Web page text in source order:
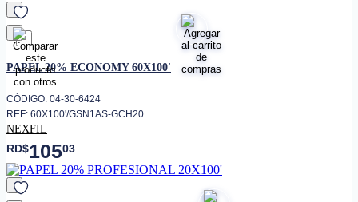
favorito
PAPEL 20% ECONOMY 60X100'
CÓDIGO: 04-30-6424
REF: 60X100'/GSN1AS-GCH20
NEXFIL
RD$10503